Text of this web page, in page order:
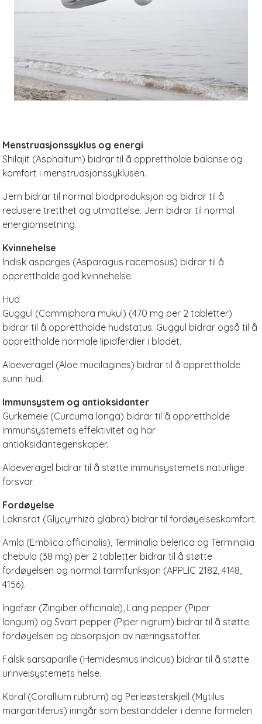
Menstruasjonssyklus og energi
Shilajit (Asphaltum) bidrar til å opprettholde balanse og
komfort i menstruasjonssyklusen.
Jern bidrar til normal blodproduksjon og bidrar til å
redusere tretthet og utmattelse. Jern bidrar til normal
energiomsetning.
Kvinnehelse
Indisk asparges (Asparagus racemosus) bidrar til å
opprettholde god kvinnehelse.
Hud
Guggul (Commiphora mukul) (470 mg per 2 tabletter)
bidrar til å opprettholde hudstatus. Guggul bidrar også til å
opprettholde normale lipidferdier i blodet.
Aloeveragel (Aloe mucilagines) bidrar til å opprettholde
sunn hud.
Immunsystem og antioksidanter
Gurkemeie (Curcuma longa) bidrar til å opprettholde
immunsystemets effektivitet og har
antioksidantegenskaper.
Aloeveragel bidrar til å støtte immunsystemets naturlige
forsvar.
Fordøyelse
Lakrisrot (Glycyrrhiza glabra) bidrar til fordøyelseskomfort.
Amla (Emblica officinalis), Terminalia belerica og Terminalia
chebula (38 mg) per 2 tabletter bidrar til å støtte
fordøyelsen og normal tarmfunksjon (APPLIC 2182, 4148,
4156).
Ingefær (Zingiber officinale), Lang pepper (Piper
longum) og Svart pepper (Piper nigrum) bidrar til å støtte
fordøyelsen og absorpsjon av næringsstoffer.
Falsk sarsaparille (Hemidesmus indicus) bidrar til å støtte
urinveisystemets helse.
Koral (Corallium rubrum) og Perleøsterskjell (Mytilus
margaritiferus) inngår som bestanddeler i denne formelen.